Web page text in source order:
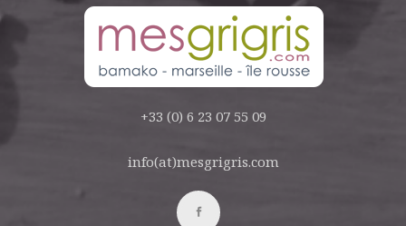
+33 (0) 6 23 07 55 09
info(at)mesgrigris.com